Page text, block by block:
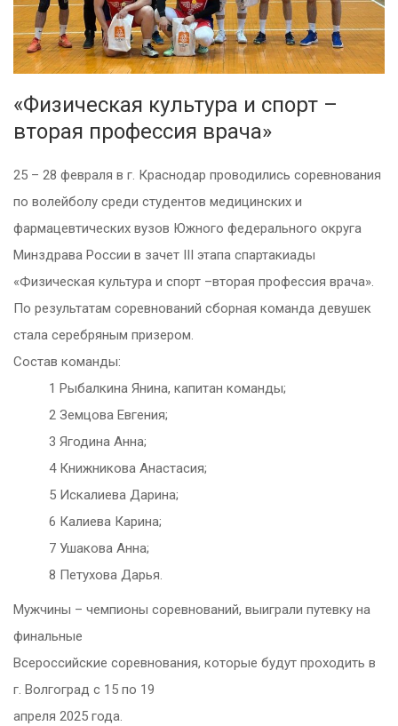
«Физическая культура и спорт –
вторая профессия врача»
25 – 28 февраля в г. Краснодар проводились соревнования
по волейболу среди студентов медицинских и
фармацевтических вузов Южного федерального округа
Минздрава России в зачет III этапа спартакиады
«Физическая культура и спорт –вторая профессия врача».
По результатам соревнований сборная команда девушек
стала серебряным призером.
Состав команды:
1 Рыбалкина Янина, капитан команды;
2 Земцова Евгения;
3 Ягодина Анна;
4 Книжникова Анастасия;
5 Искалиева Дарина;
6 Калиева Карина;
7 Ушакова Анна;
8 Петухова Дарья.
Мужчины – чемпионы соревнований, выиграли путевку на
финальные
Всероссийские соревнования, которые будут проходить в
г. Волгоград с 15 по 19
апреля 2025 года.